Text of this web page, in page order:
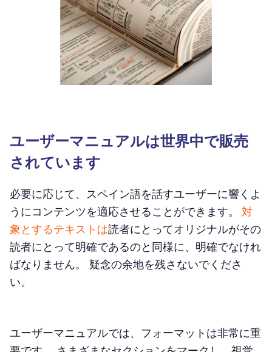
ユーザーマニュアルは世界中で販売
されています
必要に応じて、スペイン語を話すユーザーに響くよ
うにコンテンツを適応させることができます。
対
象とするテキストは読者にとってオリジナルがその
読者にとって明確であるのと同様に、明確でなけれ
ばなりません。 疑念の余地を残さないでくださ
い。
ユーザーマニュアルでは、フォーマットは非常に重